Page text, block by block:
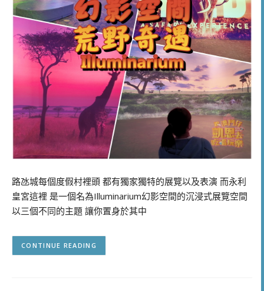
路氹城每個度假村裡頭 都有獨家獨特的展覽以及表演 而永利
皇宮這裡 是一個名為Illuminarium幻影空間的沉浸式展覽空間
以三個不同的主題 讓你置身於其中
CONTINUE READING